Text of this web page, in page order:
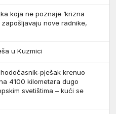
koja ne poznaje ‘krizna
nove radnike,
u Kuzmici
hodočasnik-pješak krenuo
4100 kilometara dugo
svetištima – kući se